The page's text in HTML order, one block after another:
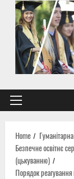
Primary
Home
Безпечне освітнє
(цькуванню)
Порядок